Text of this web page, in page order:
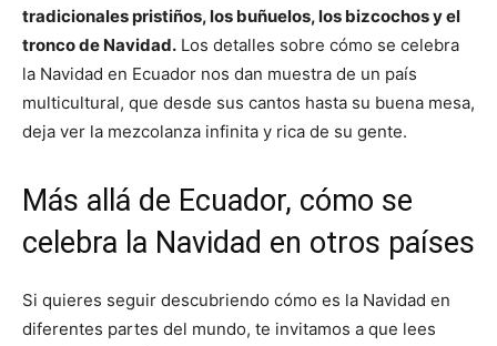
tradicionales pristiños, los buñuelos, los bizcochos y el
tronco de Navidad. Los detalles sobre cómo se celebra
la Navidad en Ecuador nos dan muestra de un país
multicultural, que desde sus cantos hasta su buena mesa,
deja ver la mezcolanza infinita y rica de su gente.
Más allá de Ecuador, cómo se
celebra la Navidad en otros países
Si quieres seguir descubriendo cómo es la Navidad en
diferentes partes del mundo, te invitamos a que lees